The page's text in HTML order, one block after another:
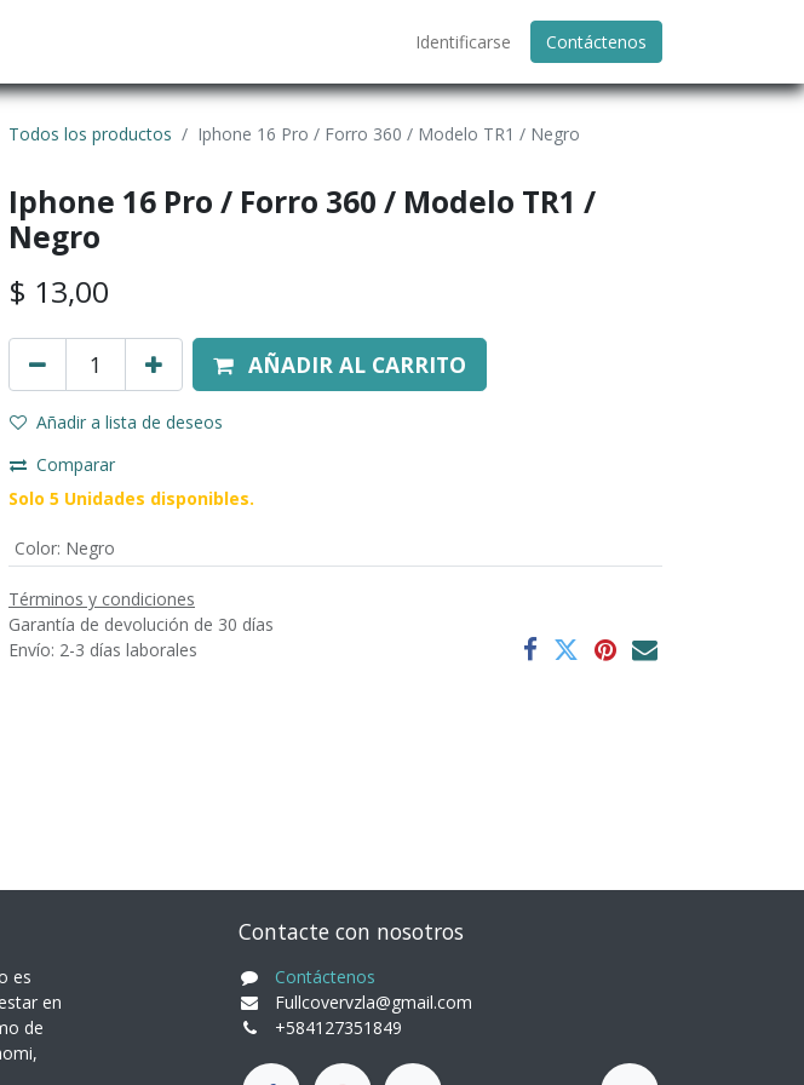
Identificarse Contáctenos
Todos los productos Iphone 16 Pro / Forro 360 / Modelo TR1 / Negro
Iphone 16 Pro / Forro 360 / Modelo TR1 /
Negro
$ 13,00
AÑADIR AL CARRITO
Añadir a lista de deseos
Comparar
Solo 5 Unidades disponibles.
Color: Negro
Términos y condiciones
Garantía de devolución de 30 días
Envío: 2-3 días laborales
es
en
de
Contacte con nosotros
Contáctenos
Fullcovervzla@gmail.com
+584127351849